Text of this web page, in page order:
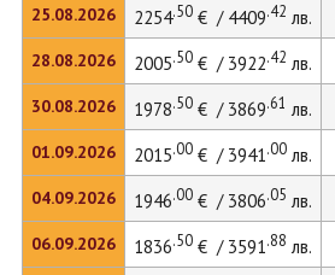
25.08.2026
28.08.2026
30.08.2026
01.09.2026
04.09.2026
06.09.2026
2254.50€ / 4409.42 лв.
2005.50€ / 3922.42 лв.
1978.50€ / 3869.61 лв.
2015.00€ / 3941.00лв.
1946.00€ / 3806.05 лв.
1836.50€ / 3591.88 лв.